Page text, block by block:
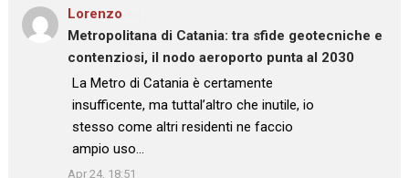
Lorenzo
Metropolitana di Catania: tra sfide geotecniche e
contenziosi, il nodo aeroporto punta al 2030
: “La Metro di Catania è certamente
insufficente, ma tuttal’altro che inutile, io
stesso come altri residenti ne faccio
ampio uso…
”
Apr 24, 18:51